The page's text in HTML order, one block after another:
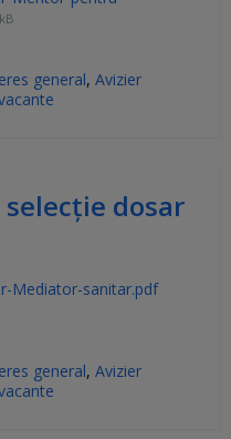
general, Avizier
selecție dosar
Mediator-sanitar.pdf
general, Avizier